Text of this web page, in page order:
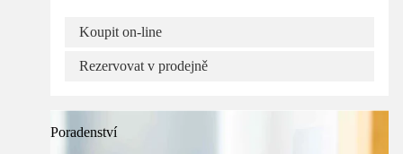
Koupit on-line
Rezervovat v prodejně
Poradenství